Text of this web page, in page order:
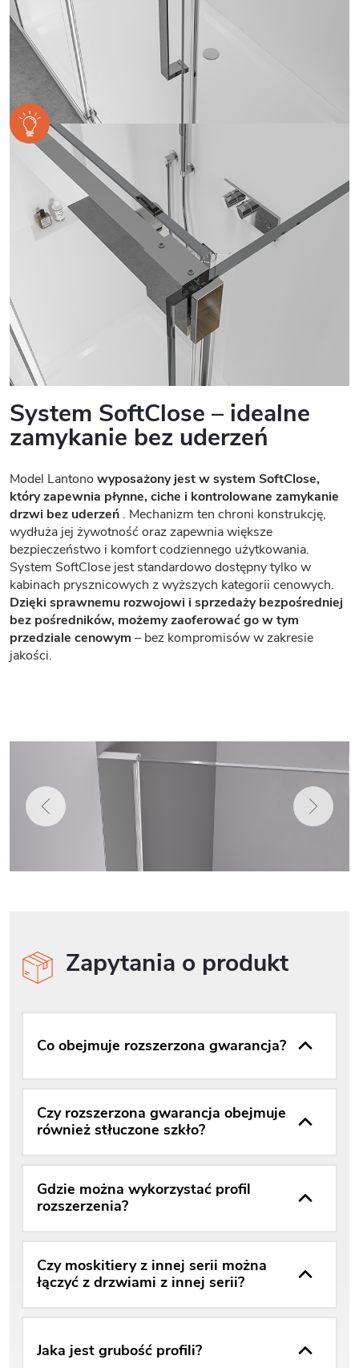
System SoftClose – idealne
zamykanie bez uderzeń
Model Lantono wyposażony jest w system SoftClose,
który zapewnia płynne, ciche i kontrolowane zamykanie
drzwi bez uderzeń . Mechanizm ten chroni konstrukcję,
wydłuża jej żywotność oraz zapewnia większe
bezpieczeństwo i komfort codziennego użytkowania.
System SoftClose jest standardowo dostępny tylko w
kabinach prysznicowych z wyższych kategorii cenowych.
Dzięki sprawnemu rozwojowi i sprzedaży bezpośredniej
bez pośredników, możemy zaoferować go w tym
przedziale cenowym – bez kompromisów w zakresie
jakości.
Zapytania o produkt
Co obejmuje rozszerzona gwarancja?
Czy rozszerzona gwarancja obejmuje
również stłuczone szkło?
Gdzie można wykorzystać profil
rozszerzenia?
Czy moskitiery z innej serii można
łączyć z drzwiami z innej serii?
Jaka jest grubość profili?